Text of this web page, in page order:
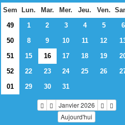
Sem Lun. Mar. Mer. Jeu. Ven.
49
1 2 3 4 5 6
50
8 9 10 11 12
51
15 16 17 18 19
52
22 23 24 25 26
01
29 30 31
Janvier 2026
Aujourd'hui